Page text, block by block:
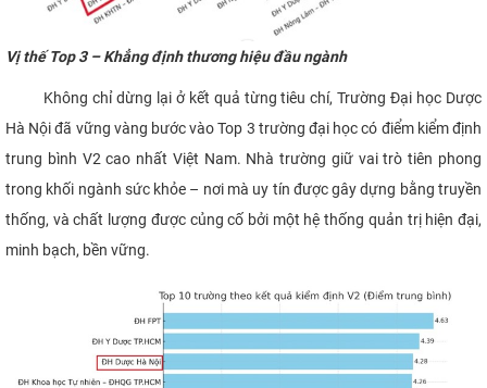
Vị thế Top 3 – Khẳng định thương hiệu đầu ngành
Không chỉ dừng lại ở kết quả từng tiêu chí, Trường Đại học Dược
Hà Nội đã vững vàng bước vào Top 3 trường đại học có điểm kiểm định
trung bình V2 cao nhất Việt Nam. Nhà trường giữ vai trò tiên phong
trong khối ngành sức khỏe – nơi mà uy tín được gây dựng bằng truyền
thống, và chất lượng được củng cố bởi một hệ thống quản trị hiện đại,
minh bạch, bền vững.